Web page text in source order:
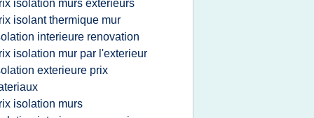
isolation murs exterieurs
isolant thermique mur
interieure renovation
isolation mur par l'exterieur
exterieure prix
isolation murs